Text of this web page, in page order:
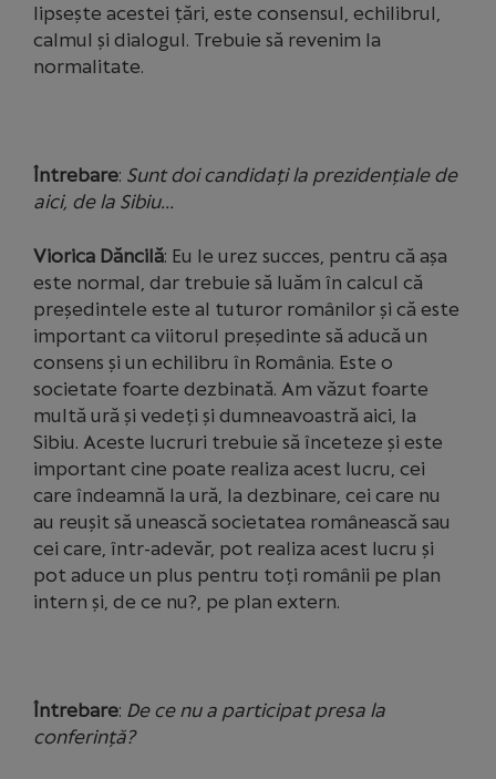
lipsește acestei țări, este consensul, echilibrul,
calmul și dialogul. Trebuie să revenim la
normalitate.
Întrebare: Sunt doi candidați la prezidențiale de
aici, de la Sibiu…
Viorica Dăncilă: Eu le urez succes, pentru că așa
este normal, dar trebuie să luăm în calcul că
președintele este al tuturor românilor și că este
important ca viitorul președinte să aducă un
consens și un echilibru în România. Este o
societate foarte dezbinată. Am văzut foarte
multă ură și vedeți și dumneavoastră aici, la
Sibiu. Aceste lucruri trebuie să înceteze și este
important cine poate realiza acest lucru, cei
care îndeamnă la ură, la dezbinare, cei care nu
au reușit să unească societatea românească sau
cei care, într-adevăr, pot realiza acest lucru și
pot aduce un plus pentru toți românii pe plan
intern și, de ce nu?, pe plan extern.
Întrebare: De ce nu a participat presa la
conferință?